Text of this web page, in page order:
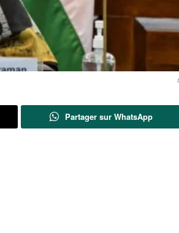
Partager sur WhatsApp